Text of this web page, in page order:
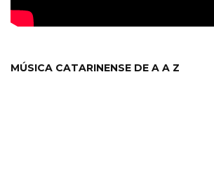
MÚSICA CATARINENSE DE A A Z